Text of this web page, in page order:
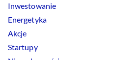
Inwestowanie
Energetyka
Akcje
Startupy